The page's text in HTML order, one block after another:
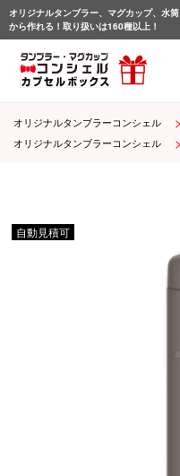
オリジナルタンブラー、マグカップ、水
から作れる！取り扱いは160種以上！
サ
ー
オリジナルタンブラーコンシェル
オリジナルタンブラーコンシェル
自動見積可